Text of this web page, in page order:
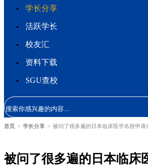
学长分享
活跃学长
校友汇
资料下载
SGU查校
首页 > 学长分享 > 被问了很多遍的日本临床医学名校申请
被问了很多遍的日本临床